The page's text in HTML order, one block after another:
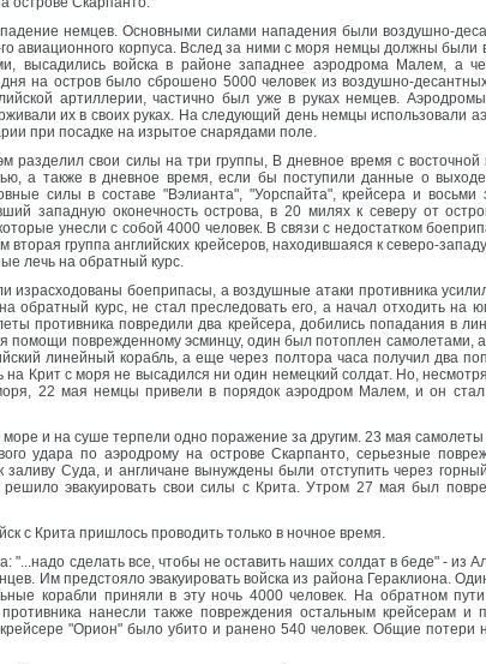
немцев. Основными силами нападения были воздушно-
авиационного корпуса. Вслед за ними с моря немцы должны были
высадились войска в районе западнее аэродрома Малем, а
на остров было сброшено 5000 человек из воздушно-
артиллерии, частично был уже в руках немцев.
их в своих руках. На следующий день немцы использовали
при посадке на изрытое снарядами поле.
разделил свои силы на три группы, В дневное время с восточной
а также в дневное время, если бы поступили данные о
силы в составе "Вэлианта", "Уорспайта", крейсера и
западную оконечность острова, в 20 милях к северу от
унесли с собой 4000 человек. В связи с недостатком
группа английских крейсеров, находившаяся к северо-
лечь на обратный курс.
израсходованы боеприпасы, а воздушные атаки противника
обратный курс, не стал преследовать его, а начал отходить на
противника повредили два крейсера, добились попадания в
помощи поврежденному эсминцу, один был потоплен самолетами,
линейный корабль, а еще через полтора часа получил два
на Крит с моря не высадился ни один немецкий солдат. Но,
22 мая немцы привели в порядок аэродром Малем, и он
море и на суше терпели одно поражение за другим. 23 мая
удара по аэродрому на острове Скарпанто, серьезные
заливу Суда, и англичане вынуждены были отступить через
эвакуировать свои силы с Крита. Утром 27 мая был
с Крита пришлось проводить только в ночное время.
"...надо сделать все, чтобы не оставить наших солдат в беде" - из
Им предстояло эвакуировать войска из района Гераклиона.
корабли приняли в эту ночь 4000 человек. На обратном
нанесли также повреждения остальным крейсерам и
"Орион" было убито и ранено 540 человек. Общие потери